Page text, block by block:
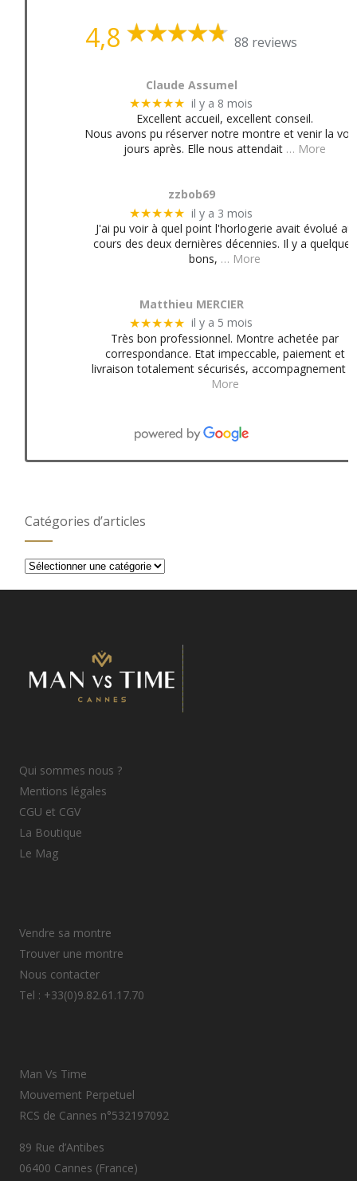
4,8 88 reviews
Claude Assumel
★★★★★ il y a 8 mois
Excellent accueil, excellent conseil.
Nous avons pu réserver notre montre et venir la
jours après. Elle nous attendait … More
zzbob69
★★★★★ il y a 3 mois
J'ai pu voir à quel point l'horlogerie avait évolué au
cours des deux dernières décennies. Il y a quelques
bons, … More
Matthieu MERCIER
★★★★★ il y a 5 mois
Très bon professionnel. Montre achetée par
correspondance. Etat impeccable, paiement et
livraison totalement sécurisés, accompagnement
More
Catégories d’articles
Catégories
Qui sommes nous ?
Mentions légales
CGU et CGV
La Boutique
Le Mag
Vendre sa montre
Trouver une montre
Nous contacter
Tel : +33(0)9.82.61.17.70
Man Vs Time
Mouvement Perpetuel
RCS de Cannes n°532197092
89 Rue d’Antibes
06400 Cannes (France)